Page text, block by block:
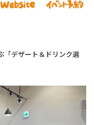
「デザート＆ドリンク選